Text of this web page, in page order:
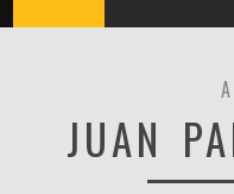
JUAN